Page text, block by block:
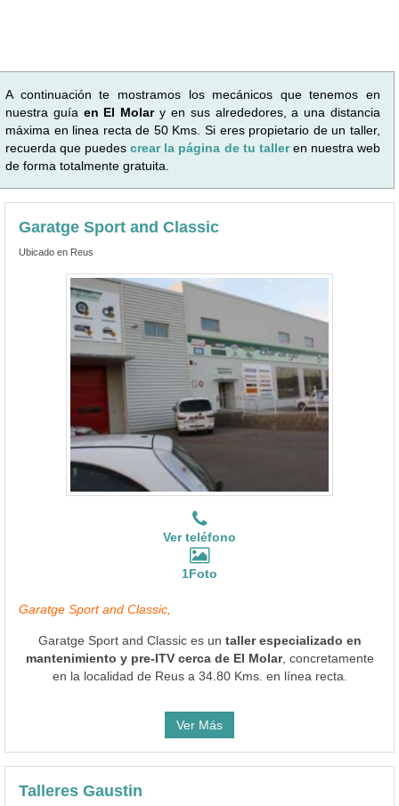
A continuación te mostramos los mecánicos que tenemos en
nuestra guía en El Molary en sus alrededores, a una distancia
máxima en linea recta de 50 Kms. Si eres propietario de un taller,
recuerda que puedescrear la página de tu talleren nuestra web
de forma totalmente gratuita.
Garatge Sport and Classic
Ubicado en Reus
Ver teléfono
1Foto
Garatge Sport and Classic,
Garatge Sport and Classic es un taller especializado en
mantenimiento y pre-ITV cerca de El Molar, concretamente
en la localidad de Reus a 34.80 Kms. en línea recta.
Ver Más
Talleres Gaustin